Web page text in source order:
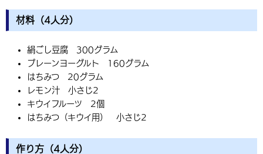
材料（4人分）
絹ごし豆腐 300グラム
プレーンヨーグルト 160グラム
はちみつ 20グラム
レモン汁 小さじ2
キウイフルーツ 2個
はちみつ（キウイ用） 小さじ2
作り方（4人分）